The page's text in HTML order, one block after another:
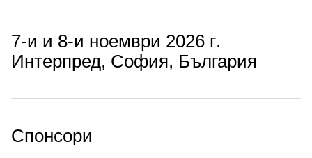
7-и и 8-и ноември 2026 г.
Интерпред, София, България
Спонсори